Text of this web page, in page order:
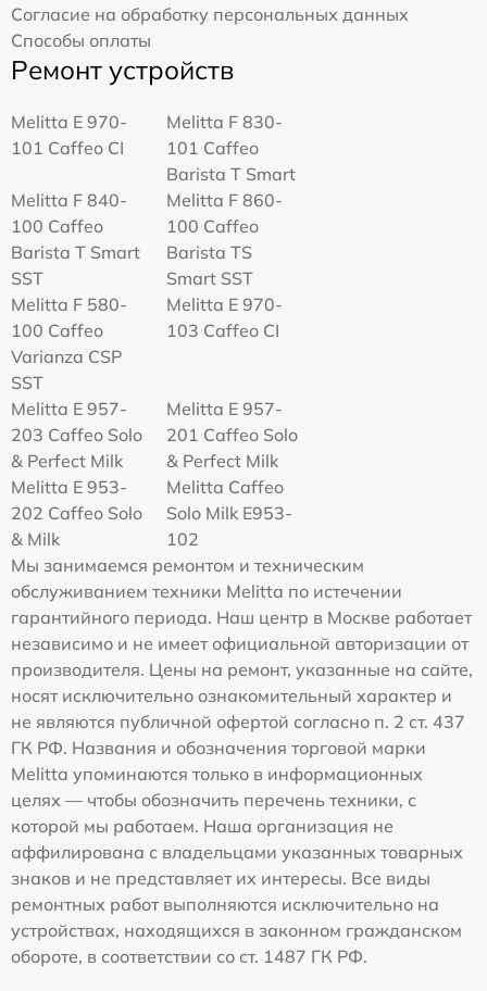
Согласие на обработку персональных данных
Способы оплаты
Ремонт устройств
Melitta Е 970-
101 Caffeo CI
Melitta F 830-
101 Caffeo
Barista T Smart
Melitta F 840-
100 Caffeo
Barista T Smart
SST
Melitta F 860-
100 Caffeo
Barista TS
Smart SST
Melitta F 580-
100 Caffeo
Varianza CSP
SST
Melitta Е 970-
103 Caffeo CI
Melitta E 957-
203 Caffeo Solo
& Perfect Milk
Melitta E 957-
201 Caffeo Solo
& Perfect Milk
Melitta Е 953-
202 Caffeo Solo
& Milk
Melitta Caffeo
Solo Milk E953-
102
Мы занимаемся ремонтом и техническим
обслуживанием техники Melitta по истечении
гарантийного периода. Наш центр в Москве работает
независимо и не имеет официальной авторизации от
производителя. Цены на ремонт, указанные на сайте,
носят исключительно ознакомительный характер и
не являются публичной офертой согласно п. 2 ст. 437
ГК РФ. Названия и обозначения торговой марки
Melitta упоминаются только в информационных
целях — чтобы обозначить перечень техники, с
которой мы работаем. Наша организация не
аффилирована с владельцами указанных товарных
знаков и не представляет их интересы. Все виды
ремонтных работ выполняются исключительно на
устройствах, находящихся в законном гражданском
обороте, в соответствии со ст. 1487 ГК РФ.